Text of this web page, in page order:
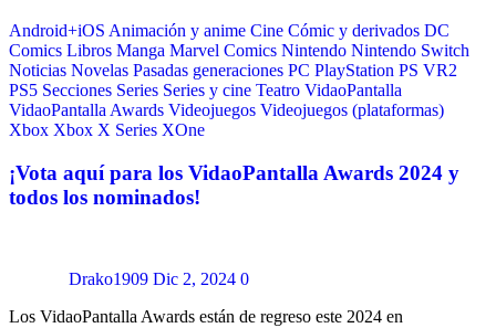
Android+iOS Animación y anime Cine Cómic y derivados DC
Comics Libros Manga Marvel Comics Nintendo Nintendo Switch
Noticias Novelas Pasadas generaciones PC PlayStation PS VR2
PS5 Secciones Series Series y cine Teatro VidaoPantalla
VidaoPantalla Awards Videojuegos Videojuegos (plataformas)
Xbox Xbox X Series XOne
¡Vota aquí para los VidaoPantalla Awards 2024 y
todos los nominados!
Drako1909 Dic 2, 2024 0
Los VidaoPantalla Awards están de regreso este 2024 en